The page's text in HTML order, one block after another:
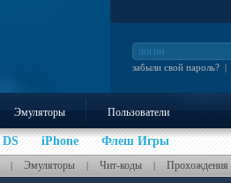
забыли свой пароль? |
Эмуляторы Пользователи
DS iPhone Флеш Игры
| Эмуляторы | Чит-коды | Прохождения